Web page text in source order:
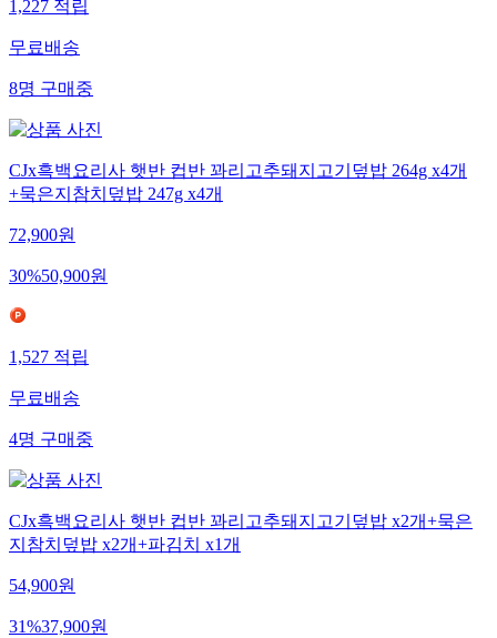
1,227적립
무료배송
8명구매중
CJx흑백요리사 햇반 컵반 꽈리고추돼지고기덮밥 264g x4개
+묵은지참치덮밥 247g x4개
72,900원
30%50,900원
1,527적립
무료배송
4명구매중
CJx흑백요리사 햇반 컵반 꽈리고추돼지고기덮밥 x2개+묵은
지참치덮밥 x2개+파김치 x1개
54,900원
31%37,900원